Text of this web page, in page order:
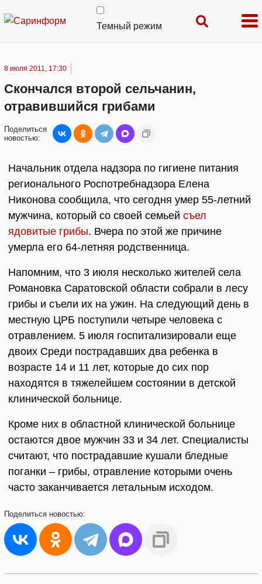
Темный режим
8 июля 2011, 17:30
Скончался второй сельчанин,
отравившийся грибами
Поделиться
новостью:
Начальник отдела надзора по гигиене питания
регионального Роспотребнадзора Елена
Никонова сообщила, что сегодня умер 55-летний
мужчина, который со своей семьей съел
ядовитые грибы. Вчера по этой же причине
умерла его 64-летняя родственница.
Напомним, что 3 июля несколько жителей села
Романовка Саратовской области собрали в лесу
грибы и съели их на ужин. На следующий день в
местную ЦРБ поступили четыре человека с
отравлением. 5 июля госпитализировали еще
двоих Среди пострадавших два ребенка в
возрасте 14 и 11 лет, которые до сих пор
находятся в тяжелейшем состоянии в детской
клинической больнице.
Кроме них в областной клинической больнице
остаются двое мужчин 33 и 34 лет. Специалисты
считают, что пострадавшие кушали бледные
поганки – грибы, отравление которыми очень
часто заканчивается летальным исходом.
Поделиться новостью: